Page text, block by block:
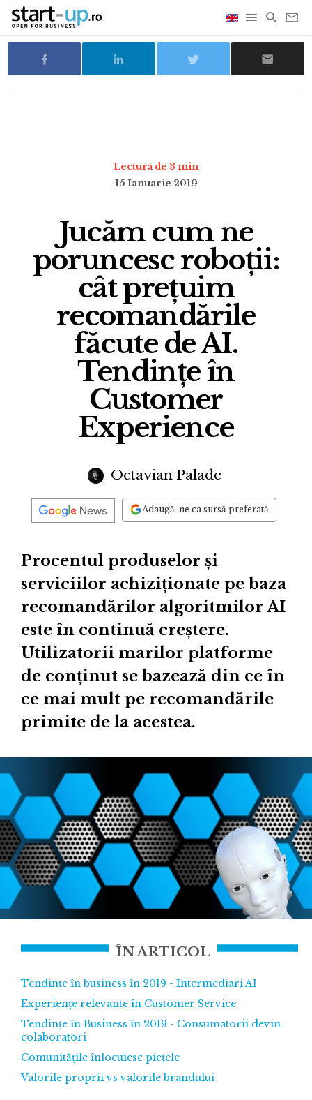
Lectură de 3 min
15 Ianuarie 2019
Jucăm cum ne
poruncesc roboții:
cât prețuim
recomandările
făcute de AI.
Tendințe în
Customer
Experience
Octavian Palade
Adaugă-ne ca sursă preferată
Procentul produselor și
serviciilor achiziționate pe baza
recomandărilor algoritmilor AI
este în continuă creștere.
Utilizatorii marilor platforme
de conținut se bazează din ce în
ce mai mult pe recomandările
primite de la acestea.
ÎN ARTICOL
Tendințe în business în 2019 - Intermediari AI
Experiențe relevante în Customer Service
Tendințe în Business în 2019 - Consumatorii devin
colaboratori
Comunitățile înlocuiesc piețele
Valorile proprii vs valorile brandului